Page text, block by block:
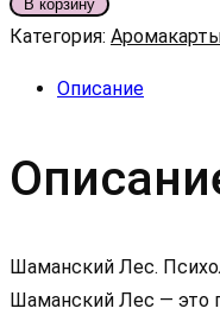
В корзину
Категория:
Описание
Шаманский Лес.
Шаманский Лес — это